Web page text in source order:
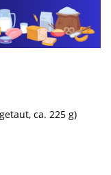
ca. 225 g)